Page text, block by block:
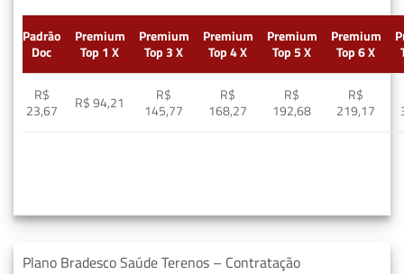
Padrão
Doc
Premium
Top 1 X
Premium
Top 3 X
Premium
Top 4 X
Premium
Top 5 X
Premium
Top 6 X
R$
23,67
R$ 94,21
R$
145,77
R$
168,27
R$
192,68
R$
219,17
Plano Bradesco Saúde Terenos – Contratação